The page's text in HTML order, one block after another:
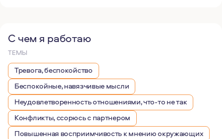
С чем я работаю
ТЕМЫ
Тревога, беспокойство
Беспокойные, навязчивые мысли
Неудовлетворенность отношениями, что-то не так
Конфликты, ссорюсь с партнером
Повышенная восприимчивость к мнению окружающих